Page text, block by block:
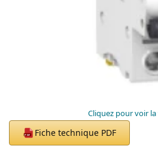
Cliquez pour voir
PDF Fiche technique PDF